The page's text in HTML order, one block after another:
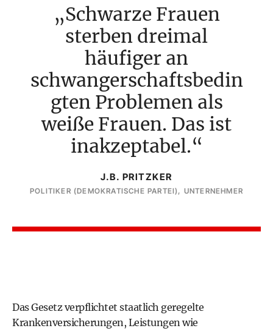
Schwarze Frauen
sterben dreimal
häufiger an
schwangerschaftsbedin
gten Problemen als
weiße Frauen. Das ist
inakzeptabel.
J.B. PRITZKER
POLITIKER (DEMOKRATISCHE PARTEI), UNTERNEHMER
Das Gesetz verpflichtet staatlich geregelte
Krankenversicherungen, Leistungen wie